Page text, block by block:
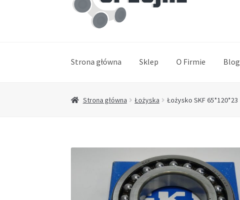
Strona główna Sklep O Firmie Blog
Strona główna Łożyska Łożysko SKF 65*120*23